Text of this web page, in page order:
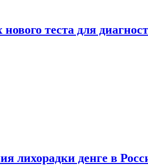
теста для
лихорадки денге в